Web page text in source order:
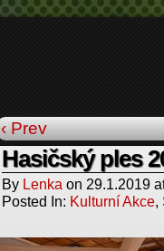
‹ Prev
Hasičský ples
By Lenka on 29.1.2019
Posted In: Kulturní Akce,